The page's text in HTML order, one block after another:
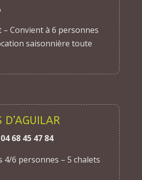
Convient à 6 personnes
saisonnière toute
D’AGUILAR
68 45 47 84
4/6 personnes – 5 chalets